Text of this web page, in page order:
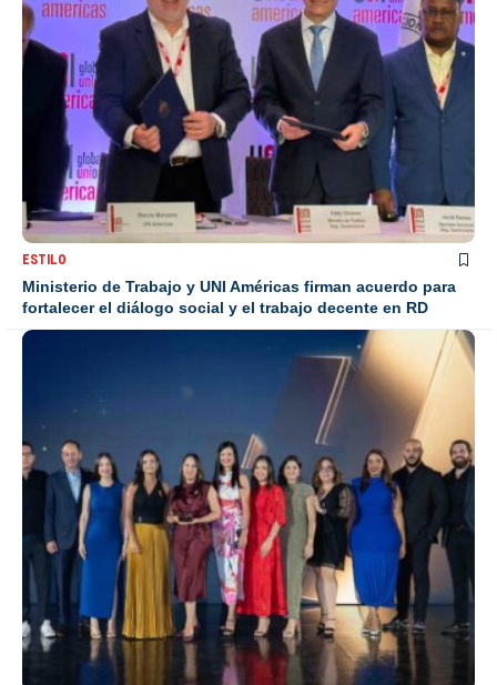
ESTILO
Ministerio de Trabajo y UNI Américas firman acuerdo para
fortalecer el diálogo social y el trabajo decente en RD